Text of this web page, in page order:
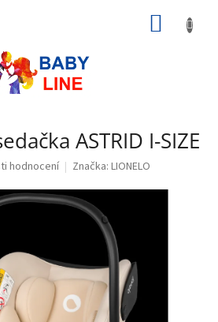
ASTRID I-SIZE
hodnocení Značka: LIONELO